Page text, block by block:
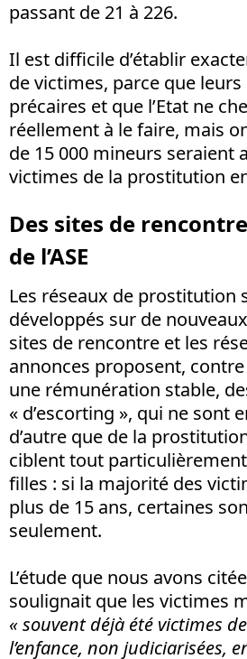
passant de 21 à 226.
Il est difficile d’établir
de victimes, parce que
précaires et que l’Etat ne
réellement à le faire, mais
de 15 000 mineurs seraient
victimes de la prostitution
Des sites de
de l’ASE
Les réseaux de prostitution
développés sur de
sites de rencontre et les
annonces proposent,
une rémunération stable,
« d’escorting », qui ne sont
d’autre que de la
ciblent tout
filles : si la majorité des
plus de 15 ans, certaines
seulement.
L’étude que nous avons
soulignait que les victimes
« souvent déjà été victimes
l’enfance, non judiciarisées,